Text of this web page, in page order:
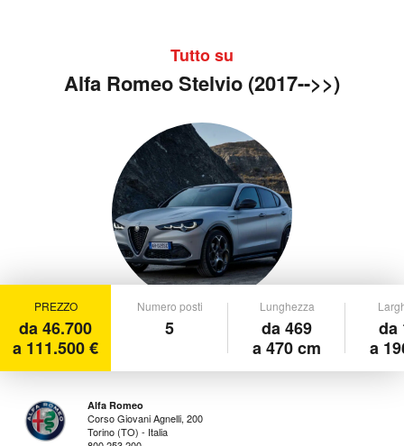
Tutto su
Alfa Romeo Stelvio (2017-->>)
PREZZO
da 46.700
a 111.500 €
Numero posti
5
Lunghezza
da 469
a 470 cm
da
a
Alfa Romeo
Corso Giovani Agnelli, 200
Torino (TO) - Italia